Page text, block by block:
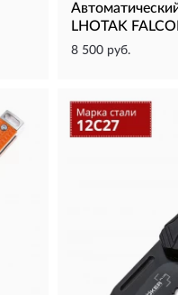
LHOTAK
8 500 руб.